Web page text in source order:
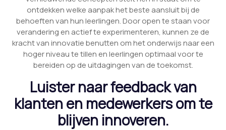
ontdekken welke aanpak het beste aansluit bij de
behoeften van hun leerlingen. Door open te staan voor
verandering en actief te experimenteren, kunnen ze de
kracht van innovatie benutten om het onderwijs naar een
hoger niveau te tillen en leerlingen optimaal voor te
bereiden op de uitdagingen van de toekomst.
Luister naar feedback van
klanten en medewerkers om te
blijven innoveren.